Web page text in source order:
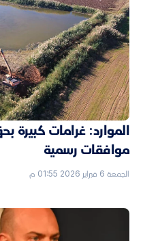
الموارد: غرامات كبيرة
موافقات رسمية
الجمعة 6 فبراير 2026 01:55 م